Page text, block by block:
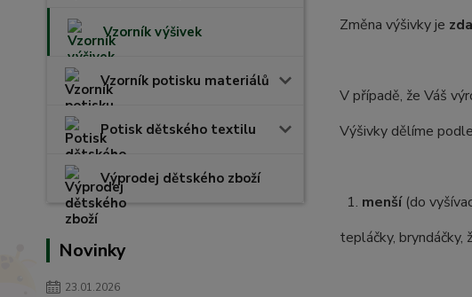
Vzorník výšivek
Vzorník potisku materiálů
Potisk dětského textilu
Výprodej dětského zboží
Novinky
23.01.2026
Změna výšivky je
V případě, že Váš
Výšivky dělíme
1. menší(do
tepláčky, bryndáčky,